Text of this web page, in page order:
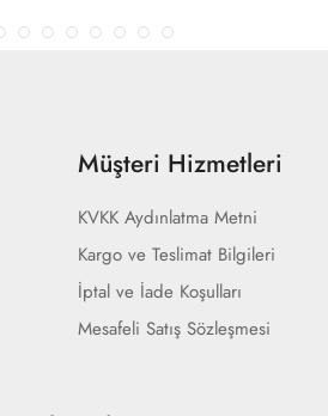
Müşteri Hizmetleri
KVKK Aydınlatma Metni
Kargo ve Teslimat Bilgileri
İptal ve İade Koşulları
Mesafeli Satış Sözleşmesi